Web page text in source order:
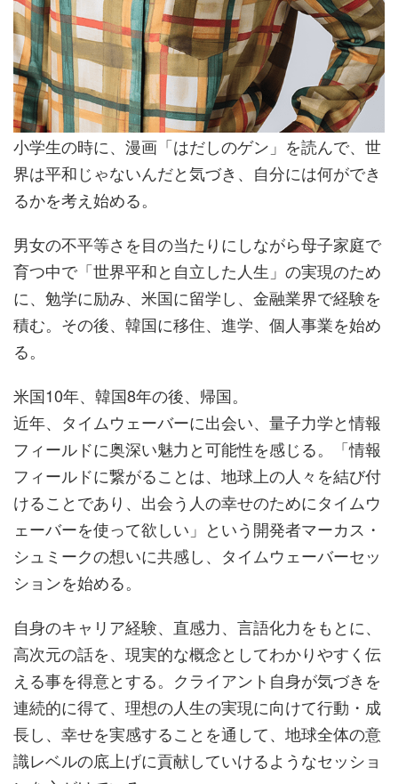
小学生の時に、漫画「はだしのゲン」を読んで、世
界は平和じゃないんだと気づき、自分には何ができ
るかを考え始める。
男女の不平等さを目の当たりにしながら母子家庭で
育つ中で「世界平和と自立した人生」の実現のため
に、勉学に励み、米国に留学し、金融業界で経験を
積む。その後、韓国に移住、進学、個人事業を始め
る。
米国10年、韓国8年の後、帰国。
近年、タイムウェーバーに出会い、量子力学と情報
フィールドに奥深い魅力と可能性を感じる。「情報
フィールドに繋がることは、地球上の人々を結び付
けることであり、出会う人の幸せのためにタイムウ
ェーバーを使って欲しい」という開発者マーカス・
シュミークの想いに共感し、タイムウェーバーセッ
ションを始める。
自身のキャリア経験、直感力、言語化力をもとに、
高次元の話を、現実的な概念としてわかりやすく伝
える事を得意とする。クライアント自身が気づきを
連続的に得て、理想の人生の実現に向けて行動・成
長し、幸せを実感することを通して、地球全体の意
識レベルの底上げに貢献していけるようなセッショ